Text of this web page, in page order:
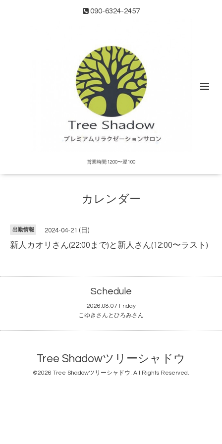
090-6324-2457
営業時間:12:00〜翌1:00
カレンダー
出勤情報 2024-04-21 (日)
新人カオリさん(22:00まで)と新人さん(12:00〜ラスト)
Schedule
2026.08.07 Friday
こゆきさんとひろみさん
Tree Shadowツリーシャドウ
©2026 Tree Shadowツリーシャドウ. All Rights Reserved.